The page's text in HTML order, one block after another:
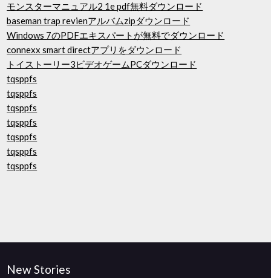
モンスターマニュアル2 1e pdf無料ダウンロード
baseman trap revienアルバムzipダウンロード
Windows 7のPDFエキスパートが無料でダウンロード
connexx smart directアプリをダウンロード
トイストーリー3ビデオゲームPCダウンロード
tqsppfs
tqsppfs
tqsppfs
tqsppfs
tqsppfs
tqsppfs
tqsppfs
New Stories